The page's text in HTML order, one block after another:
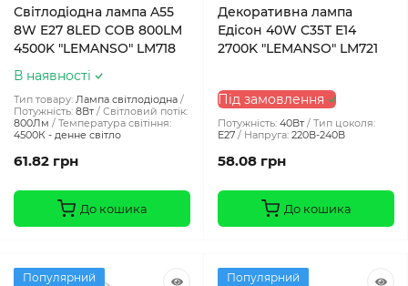
Світлодіодна лампа A55
8W E27 8LED COB 800LM
4500K "LEMANSO" LM718
В наявності
Тип товару: Лампа світлодіодна
Потужність: 8Вт
Світловий потік:
800Лм
Температура світіння:
4500К - денне світло
61.82 грн
До кошика
Декоративна лампа
Едісон 40W C35T E14
2700K "LEMANSO" LM721
Під замовлення
Потужність: 40Вт
Тип цоколя:
E27
Напруга: 220В-240В
58.08 грн
До кошика
Популярний Популярний